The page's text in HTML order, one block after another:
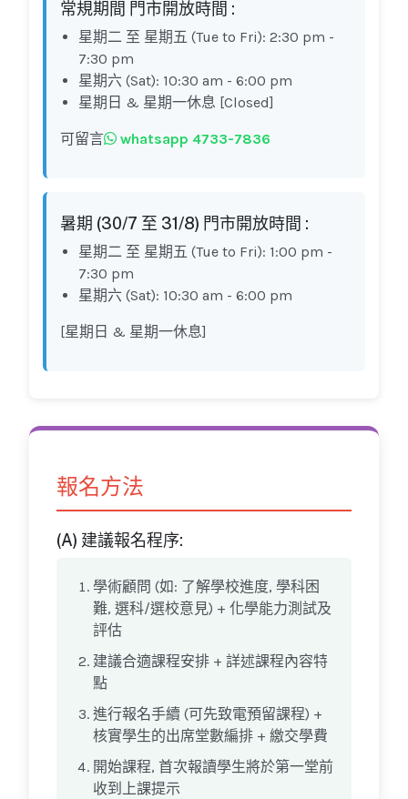
常規期間 門市開放時間 :
星期二 至 星期五 (Tue to Fri): 2:30 pm -
7:30 pm
星期六 (Sat): 10:30 am - 6:00 pm
星期日 & 星期一休息 [Closed]
可留言 whatsapp 4733-7836
暑期 (30/7 至 31/8) 門市開放時間 :
星期二 至 星期五 (Tue to Fri): 1:00 pm -
7:30 pm
星期六 (Sat): 10:30 am - 6:00 pm
[星期日 & 星期一休息]
報名方法
(A) 建議報名程序:
學術顧問 (如: 了解學校進度, 學科困
難, 選科/選校意見) + 化學能力測試及
評估
建議合適課程安排 + 詳述課程內容特
點
進行報名手續 (可先致電預留課程) +
核實學生的出席堂數編排 + 繳交學費
開始課程, 首次報讀學生將於第一堂前
收到上課提示